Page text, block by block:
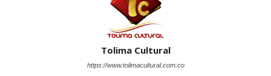
Tolima Cultural
https://www.tolimacultural.com.co